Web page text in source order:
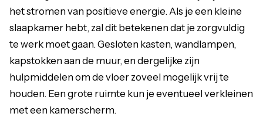
het stromen van positieve energie. Als je een kleine
slaapkamer hebt, zal dit betekenen dat je zorgvuldig
te werk moet gaan. Gesloten kasten, wandlampen,
kapstokken aan de muur, en dergelijke zijn
hulpmiddelen om de vloer zoveel mogelijk vrij te
houden. Een grote ruimte kun je eventueel verkleinen
met een kamerscherm.